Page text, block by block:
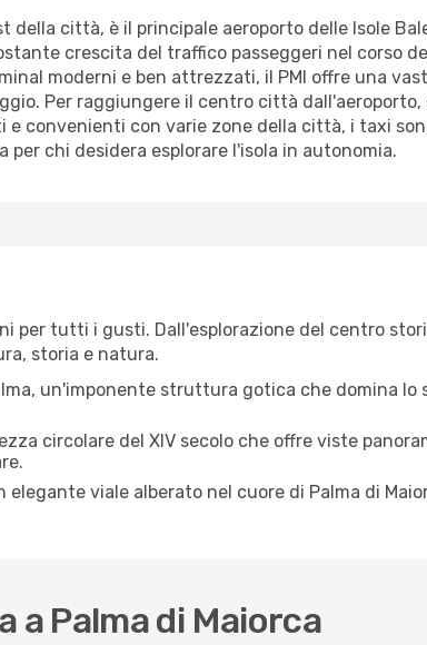
della città, è il principale aeroporto delle Isole
crescita del traffico passeggeri nel corso
moderni e ben attrezzati, il PMI offre una
Per raggiungere il centro città dall'aeroporto,
convenienti con varie zone della città, i taxi
chi desidera esplorare l'isola in autonomia.
per tutti i gusti. Dall'esplorazione del centro
storia e natura.
un'imponente struttura gotica che domina lo
circolare del XIV secolo che offre viste
elegante viale alberato nel cuore di Palma di
a Palma di Maiorca